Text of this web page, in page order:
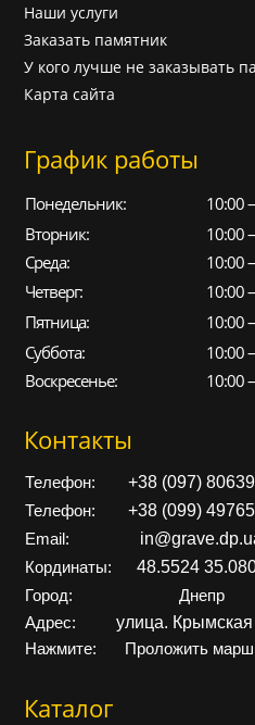
Наши услуги
Заказать памятник
У кого лучше не заказывать
Карта сайта
График работы
Понедельник:
10:00
Вторник:
10:00
Среда:
10:00
Четверг:
10:00
Пятница:
10:00
Суббота:
10:00
Воскресенье:
10:00
Контакты
Телефон: +38 (097)
Телефон: +38 (099)
Email:
Кординаты: 48.5524
Город:
Днепр
Адрес:
улица.
Нажмите: Проложить
Каталог